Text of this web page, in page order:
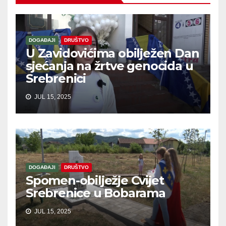
DOGAĐAJI DRUŠTVO
U Zavidovićima obilježen Dan
sjećanja na žrtve genocida u
Srebrenici
JUL 15, 2025
DOGAĐAJI DRUŠTVO
Spomen-obilježje Cvijet
Srebrenice u Bobarama
JUL 15, 2025